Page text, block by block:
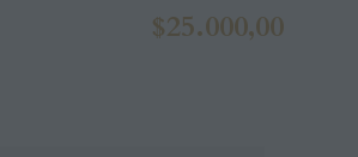
$25.000,00